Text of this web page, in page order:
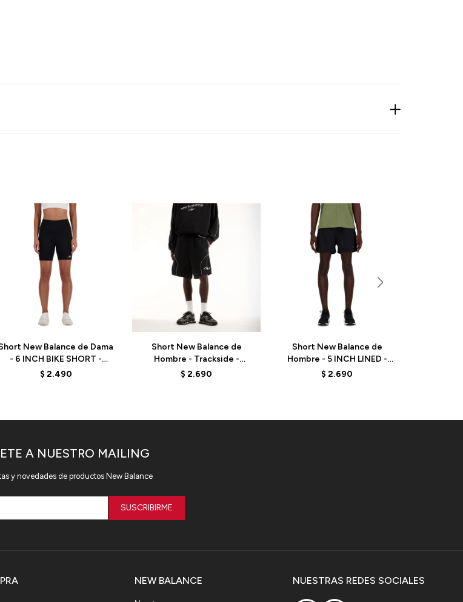
New Balance de Dama
- 6 INCH BIKE SHORT -
WS41114BK - BLACK
$ 2.490
Short New Balance de
Hombre - Trackside -
MB62S8AABK - BLACK
$ 2.690
Short New Balance de
Hombre - 5 INCH LINED -
MS41230BK - BLACK
$ 2.690
NEW BALANCE NUESTRAS REDES SOCIALES
A NUESTRO MAILING
y novedades de productos New Balance
SUSCRIBIRME